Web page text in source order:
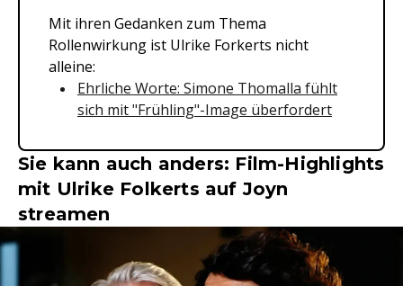
Mit ihren Gedanken zum Thema
Rollenwirkung ist Ulrike Forkerts nicht
alleine:
Ehrliche Worte: Simone Thomalla fühlt
sich mit "Frühling"-Image überfordert
Sie kann auch anders: Film-Highlights
mit Ulrike Folkerts auf Joyn
streamen